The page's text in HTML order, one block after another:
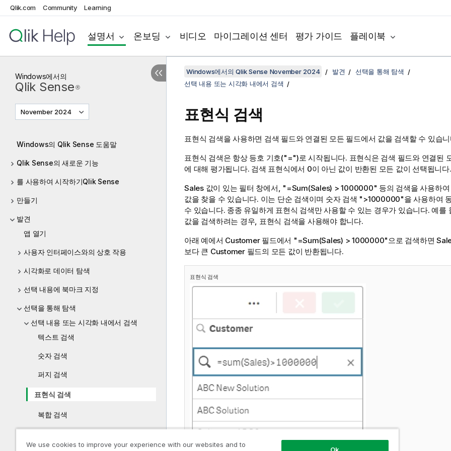
Qlik.com Community Learning
설명서 온보딩 비디오 마이그레이션 센터 평가 가이드 플레이북
Windows에서의
Qlik Sense ®
November 2024
Windows의 Qlik Sense 도움말
Qlik Sense의 새로운 기능
를 사용하여 시작하기Qlik Sense
만들기
발견
앱 열기
사용자 인터페이스와의 상호 작용
시각화로 데이터 탐색
선택 내용에 북마크 지정
선택을 통해 탐색
선택 내용 또는 시각화 내에서 검색
텍스트 검색
숫자 검색
퍼지 검색
표현식 검색
복합 검색
Windows에서의 Qlik Sense November 2024 발견
선택을 통해 탐색
선택 내용 또는 시각화 내에서 검색
표현식 검색
표현식 검색을 사용하면 검색 필드와 연결된 모든 필드에서 값을 검색할 수 있습
표현식 검색은 항상 등호 기호("=")로 시작됩니다. 표현식은 검색 필드와 연결된
에 대해 평가됩니다. 검색 표현식에서 0이 아닌 값이 반환된 모든 값이 선택됩니다.
Sales값이 있는 필터 창에서, "=Sum(Sales) > 1000000" 등의 검색을 사용하
값을 찾을 수 있습니다. 이는 단순 검색이며 숫자 검색 ">1000000"을 사용하여
수 있습니다. 종종 유일하게 표현식 검색만 사용할 수 있는 경우가 있습니다. 예를
값을 검색하려는 경우, 표현식 검색을 사용해야 합니다.
아래 예에서 Customer 필드에서 "=Sum(Sales) > 1000000"으로 검색하면
보다 큰 Customer 필드의 모든 값이 반환됩니다.
표현식 검색
We use cookies to improve your experience with our websites and to